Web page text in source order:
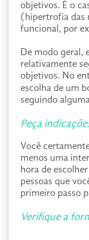
objetivos. É o
(hipertrofia das
funcional, por
De modo geral,
relativamente
objetivos. No
escolha de um
seguindo
Peça
Você
menos uma
hora de
pessoas que
primeiro passo
Verifique a